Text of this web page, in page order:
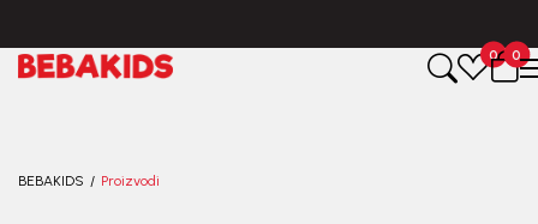
0
0
BEBAKIDS Proizvodi
Registruj se i osvoji